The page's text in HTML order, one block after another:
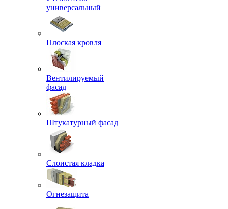
универсальный
Плоская кровля
Вентилируемый
фасад
Штукатурный фасад
Слоистая кладка
Огнезащита